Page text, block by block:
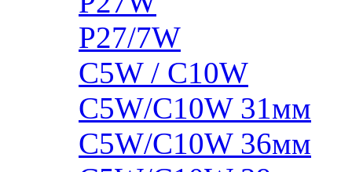
P27/7W
C5W / C10W
C5W/C10W 31мм
C5W/C10W 36мм